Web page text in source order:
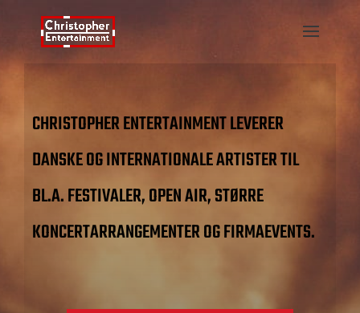
CHRISTOPHER ENTERTAINMENT LEVERER
DANSKE OG INTERNATIONALE ARTISTER TIL
BL.A. FESTIVALER, OPEN AIR, STØRRE
KONCERTARRANGEMENTER OG FIRMAEVENTS.